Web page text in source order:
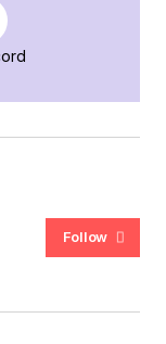
Follow